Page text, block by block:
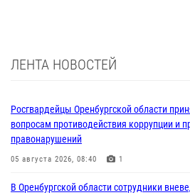
ЛЕНТА НОВОСТЕЙ
Росгвардейцы Оренбургской области
вопросам противодействия коррупции и
правонарушений
05 августа 2026, 08:40 1
В Оренбургской области сотрудники